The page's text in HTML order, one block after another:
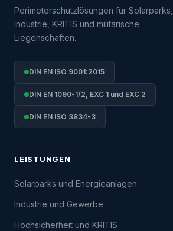
Perimeterschutzlösungen für Solarparks,
Industrie, KRITIS und militärische
Liegenschaften.
DIN EN ISO 9001:2015
DIN EN 1090-1/2, EXC 1 und EXC 2
DIN EN ISO 3834-3
LEISTUNGEN
Solarparks und Energieanlagen
Industrie und Gewerbe
Hochsicherheit und KRITIS